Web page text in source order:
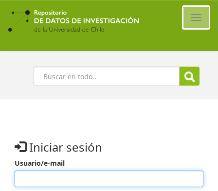
Ir
contenido
principal
Buscar
Iniciar sesión
Usuario/e-mail